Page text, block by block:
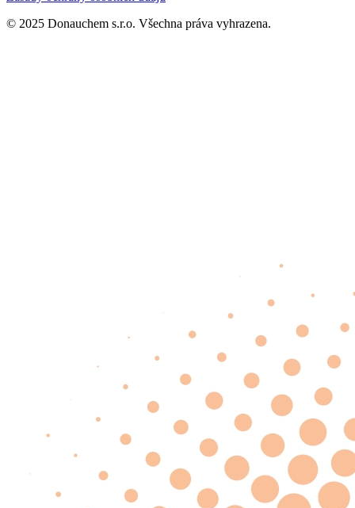
© 2025 Donauchem s.r.o. Všechna práva vyhrazena.